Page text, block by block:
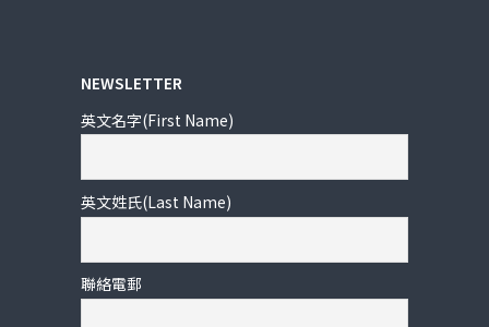
NEWSLETTER
英文名字(First Name)
英文姓氏(Last Name)
聯絡電郵